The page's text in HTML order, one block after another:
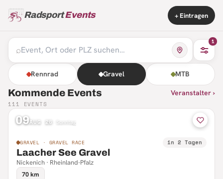
RadsportEvents + Eintragen
⌕
1
Rennrad Gravel MTB
Kommende Events Veranstalter ›
111 EVENTS
09AUG 26 Sonntag
GRAVEL · GRAVEL RACE in 2 Tagen
Laacher See Gravel
Nickenich · Rheinland-Pfalz
70 km